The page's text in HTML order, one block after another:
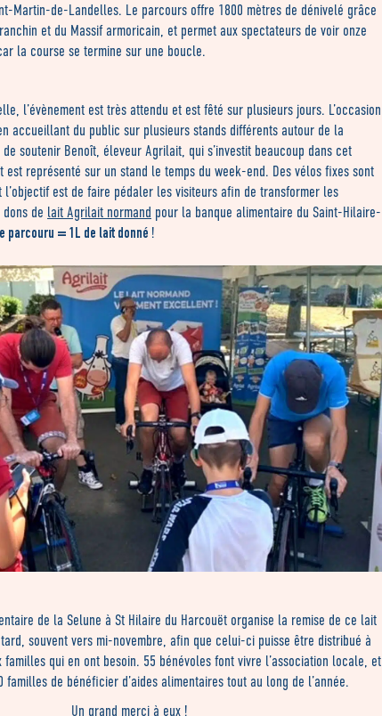
Martin-de-Landelles. Le parcours offre 1800 mètres de dénivelé grâce
et du Massif armoricain, et permet aux spectateurs de voir onze
la course se termine sur une boucle.
l’évènement est très attendu et est fêté sur plusieurs jours. L’occasion
accueillant du public sur plusieurs stands différents autour de la
soutenir Benoît, éleveur Agrilait, qui s’investit beaucoup dans cet
est représenté sur un stand le temps du week-end. Des vélos fixes sont
est de faire pédaler les visiteurs afin de transformer les
de lait Agrilait normand pour la banque alimentaire du Saint-Hilaire-
parcouru = 1L de lait donné !
de la Selune à St Hilaire du Harcouët organise la remise de ce lait
souvent vers mi-novembre, afin que celui-ci puisse être distribué à
familles qui en ont besoin. 55 bénévoles font vivre l’association locale, et
familles de bénéficier d’aides alimentaires tout au long de l’année.
Un grand merci à eux !